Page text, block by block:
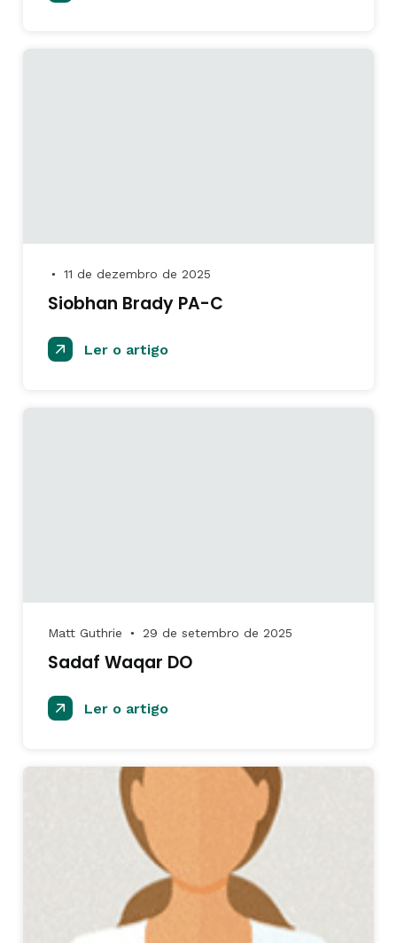
● 11 de dezembro de 2025
Siobhan Brady PA-C
Ler o artigo
Matt Guthrie ● 29 de setembro de 2025
Sadaf Waqar DO
Ler o artigo